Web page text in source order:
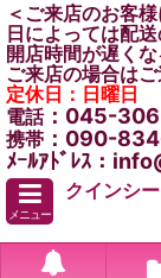
＜ご来店のお客
日によっては配
開店時間が遅くな
ご来店の場合は
定休日：日曜日
電話：045-
携帯 ：090-
ﾒｰﾙｱﾄﾞﾚｽ：
メニュー
クインシ